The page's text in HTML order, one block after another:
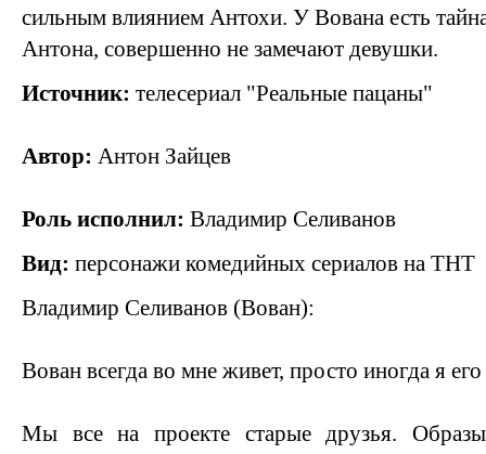
сильным влиянием Антохи. У Вована есть
Антона, совершенно не замечают девушки.
Источник: телесериал "Реальные пацаны"
Автор: Антон Зайцев
Роль исполнил: Владимир Селиванов
Вид: персонажи комедийных сериалов на ТНТ
Владимир Селиванов (Вован):
Вован всегда во мне живет, просто иногда я
Мы все на проекте старые друзья. Образы